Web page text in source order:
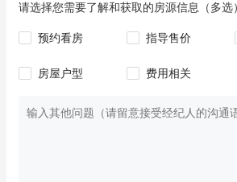
请选择您需要了解和获取的房源信息（多选
预约看房 指导售价
房屋户型 费用相关